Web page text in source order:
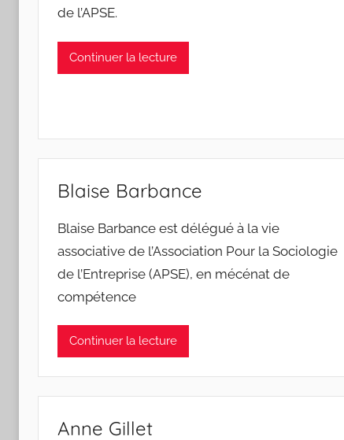
de l’APSE.
Continuer la lecture
Blaise Barbance
Blaise Barbance est délégué à la vie
associative de l’Association Pour la Sociologie
de l’Entreprise (APSE), en mécénat de
compétence
Continuer la lecture
Anne Gillet